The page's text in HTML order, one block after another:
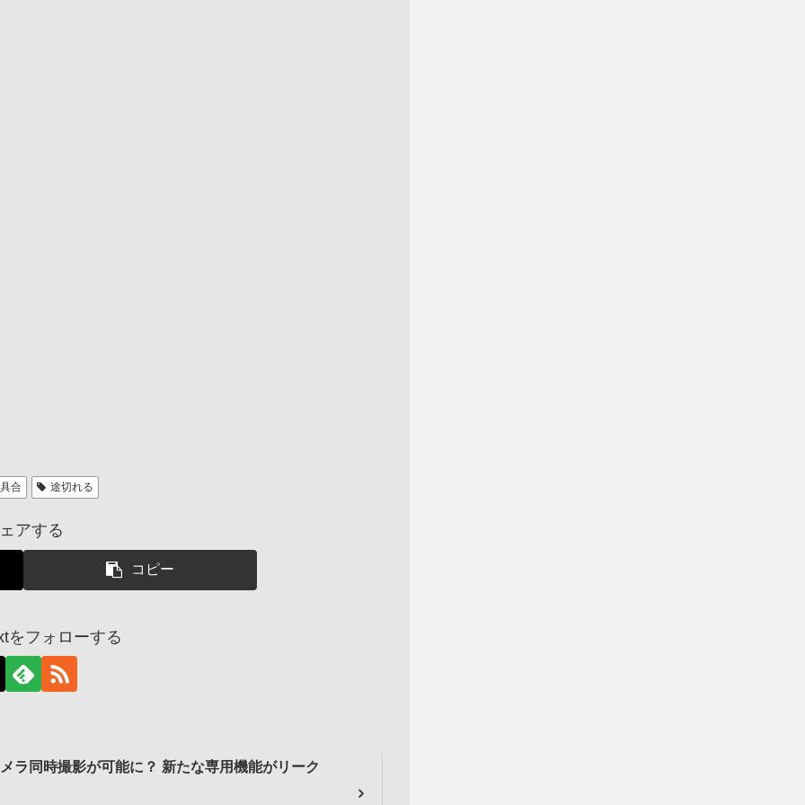
合 途切れる
アする
コピー
をフォローする
ラ同時撮影が可能に？ 新たな専用機能がリーク